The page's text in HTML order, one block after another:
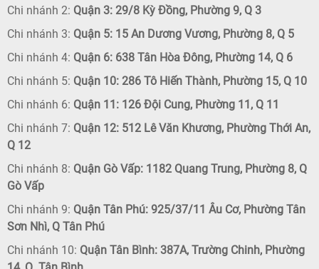
Chi nhánh 2: Quận 3: 29/8 Kỳ Đồng, Phường 9, Q 3
Chi nhánh 3: Quận 5: 15 An Dương Vương, Phường 8, Q 5
Chi nhánh 4: Quận 6: 638 Tân Hòa Đông, Phường 14, Q 6
Chi nhánh 5: Quận 10: 286 Tô Hiến Thành, Phường 15, Q 10
Chi nhánh 6: Quận 11: 126 Đội Cung, Phường 11, Q 11
Chi nhánh 7: Quận 12: 512 Lê Văn Khương, Phường Thới An,
Q 12
Chi nhánh 8: Quận Gò Vấp: 1182 Quang Trung, Phường 8, Q
Gò Vấp
Chi nhánh 9: Quận Tân Phú: 925/37/11 Âu Cơ, Phường Tân
Sơn Nhì, Q Tân Phú
Chi nhánh 10: Quận Tân Bình: 387A, Trường Chinh, Phường